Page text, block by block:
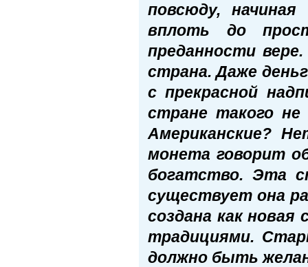
повсюду,
вплоть до
преданности
страна. Даже
с прекрасной
стране такого
Американские?
монета говорит
богатство. Эта
существует она
создана как
традициями.
должно быть